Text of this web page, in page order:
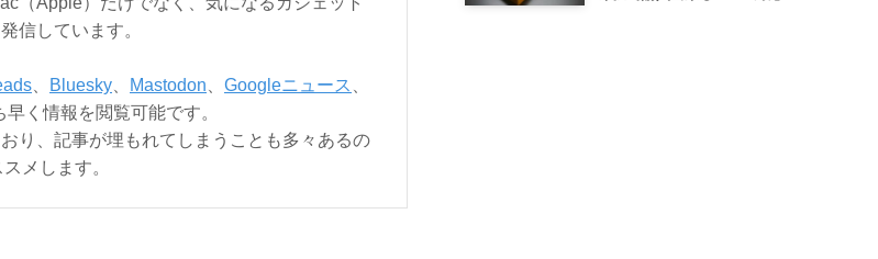
信しています。
Bluesky Mastodon Googleニュース
く情報を閲覧可能です。
り、記事が埋もれてしまうことも多々あるの
メします。